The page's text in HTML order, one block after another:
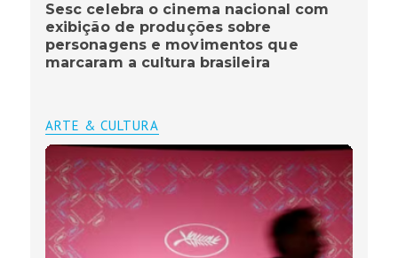
Sesc celebra o cinema nacional com
exibição de produções sobre
personagens e movimentos que
marcaram a cultura brasileira
ARTE & CULTURA